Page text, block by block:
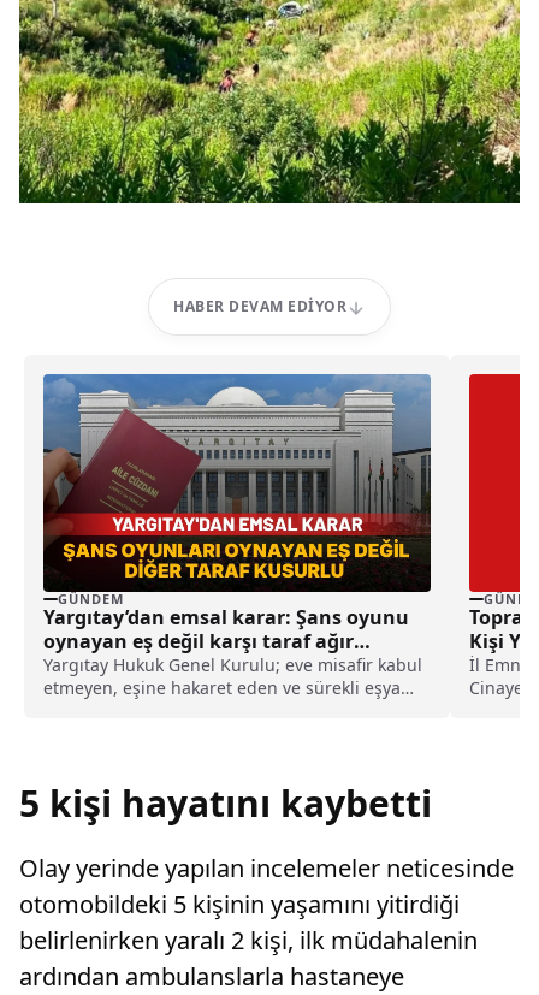
HABER DEVAM EDIYOR
GÜNDEM
Yargıtay’dan emsal karar: Şans oyunu
oynayan eş değil karşı taraf ağır
kusurlu sayıldı
Yargıtay Hukuk Genel Kurulu; eve misafir kabul
etmeyen, eşine hakaret eden ve sürekli eşya
Kişi
İl
Cinayet
5 kişi hayatını kaybetti
Olay yerinde yapılan incelemeler neticesinde
otomobildeki 5 kişinin yaşamını yitirdiği
belirlenirken yaralı 2 kişi, ilk müdahalenin
ardından ambulanslarla hastaneye